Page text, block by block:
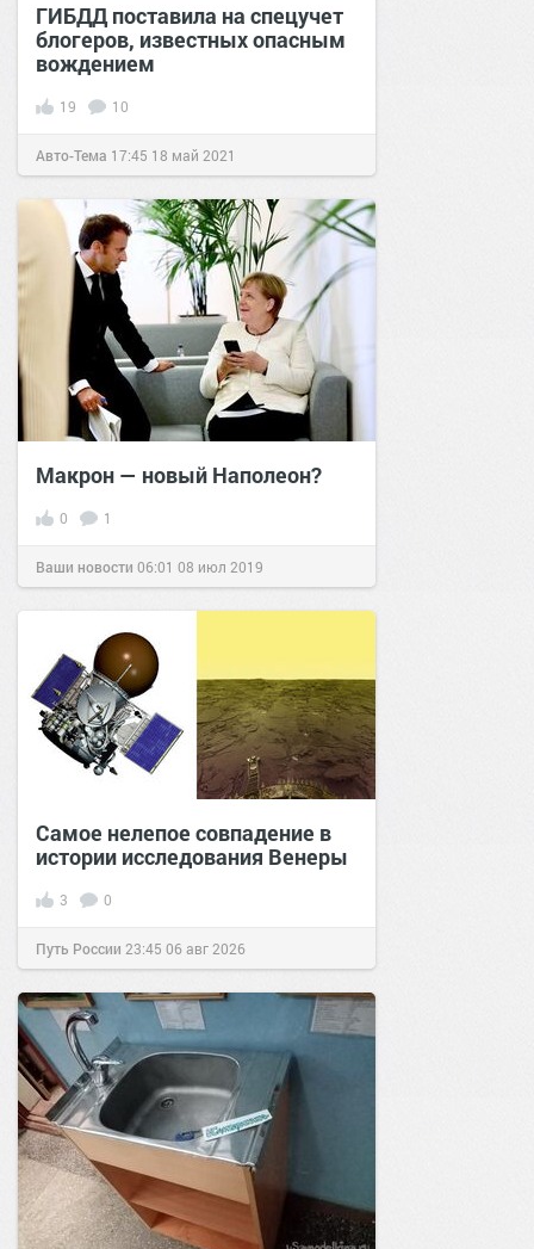
ГИБДД поставила на спецучет
блогеров, известных опасным
вождением
19 10
Авто-Тема 17:45 18 май 2021
Макрон — новый Наполеон?
0 1
Ваши новости 06:01 08 июл 2019
Самое нелепое совпадение в
истории исследования Венеры
3 0
Путь России 23:45 06 авг 2026